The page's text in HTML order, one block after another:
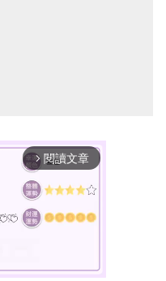
arrow_forward_ios 閱讀文章